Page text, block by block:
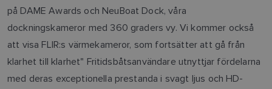
på DAME Awards och NeuBoat Dock, våra
dockningskameror med 360 graders vy. Vi kommer också
att visa FLIR:s värmekameror, som fortsätter att gå från
klarhet till klarhet" Fritidsbåtsanvändare utnyttjar fördelarna
med deras exceptionella prestanda i svagt ljus och HD-